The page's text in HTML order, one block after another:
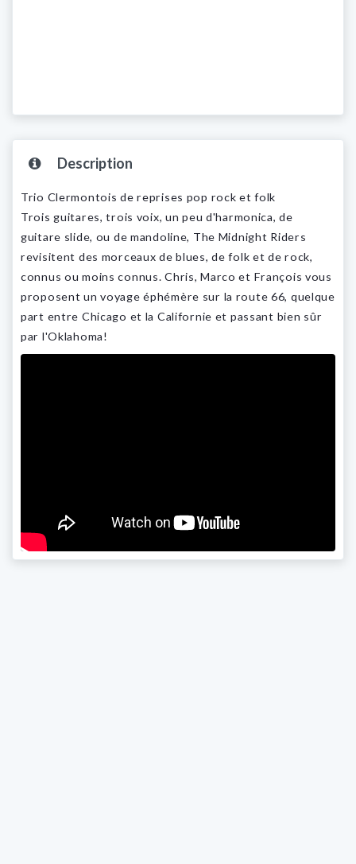
Description
Trio Clermontois de reprises pop rock et folk
Trois guitares, trois voix, un peu d'harmonica, de
guitare slide, ou de mandoline, The Midnight Riders
revisitent des morceaux de blues, de folk et de rock,
connus ou moins connus. Chris, Marco et François vous
proposent un voyage éphémère sur la route 66, quelque
part entre Chicago et la Californie et passant bien sûr
par l'Oklahoma!